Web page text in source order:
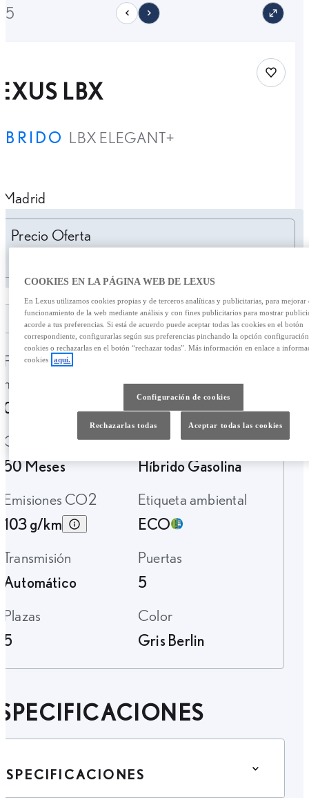
LBX
LBX ELEGANT+
Save car
Madrid
Precio Oferta
Fecha de
matriculación
09-2025
6950 Km.
50 Meses
Tipo de combustible
Híbrido Gasolina
Emisiones CO2
103 g/km
Etiqueta ambiental
ECO
Transmisión
Automático
Puertas
5
Plazas
5
Color
Gris Berlin
COOKIES EN LA PÁGINA WEB DE LEXUS
En Lexus utilizamos cookies propias y de terceros analíticas y publicitarias, para mejorar
funcionamiento de la web mediante análisis y con fines publicitarios para mostrar
acorde a tus preferencias. Si está de acuerdo puede aceptar todas las cookies en el botón
correspondiente, configurarlas según sus preferencias pinchando la opción
cookies o rechazarlas en el botón “rechazar todas”. Más información en enlace a
cookies
aquí.
Configuración de cookies
Rechazarlas todas Aceptar todas las cookies